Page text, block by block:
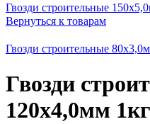
Гвозди строительные
Вернуться к товарам
Гвозди строительные
Гвозди
120х4,0мм 1кг